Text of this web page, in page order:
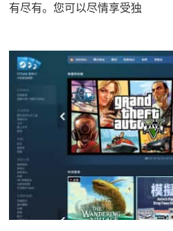
有尽有。您可以尽情享受独